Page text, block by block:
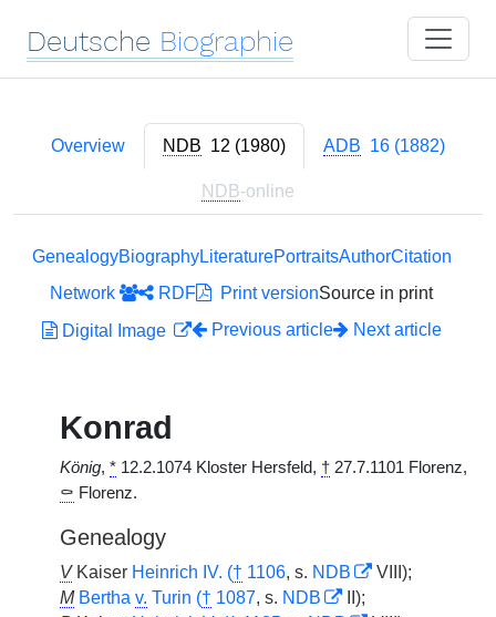
Deutsche Biographie
Overview NDB 12 (1980) ADB 16 (1882)
NDB-online
GenealogyBiographyLiteraturePortraitsAuthorCitation
Network
RDF Print versionSource in print
Digital Image
Previous article Next article
Konrad
König, * 12.2.1074 Kloster Hersfeld, † 27.7.1101 Florenz,
⚰ Florenz.
Genealogy
VKaiser Heinrich IV. († 1106, s. NDB
VIII);
M Bertha v. Turin († 1087, s. NDB
II);